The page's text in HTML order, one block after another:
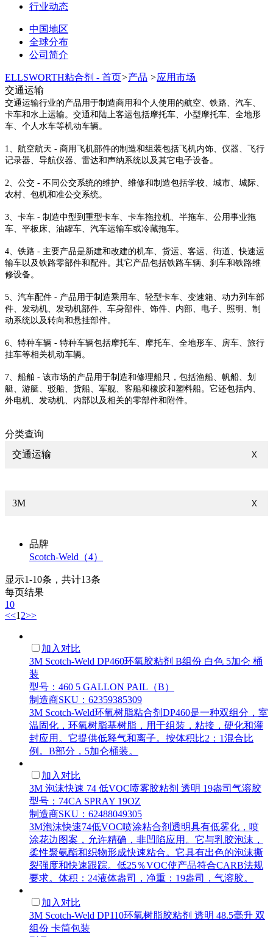
行业动态
中国地区
全球分布
公司简介
ELLSWORTH粘合剂 - 首页>产品 >应用市场
交通运输
交通运输行业的产品用于制造商用和个人使用的航空、铁路、汽车、
卡车和水上运输。交通和陆上客运包括摩托车、小型摩托车、全地形
车、个人水车等机动车辆。
1、航空航天 - 商用飞机部件的制造和组装包括飞机内饰、仪器、飞行
记录器、导航仪器、雷达和声纳系统以及其它电子设备。
2、公交 - 不同公交系统的维护、维修和制造包括学校、城市、城际、
农村、包机和准公交系统。
3、卡车 - 制造中型到重型卡车、卡车拖拉机、半拖车、公用事业拖
车、平板床、油罐车、汽车运输车或冷藏拖车。
4、铁路 - 主要产品是新建和改建的机车、货运、客运、街道、快速运
输车以及铁路零部件和配件。其它产品包括铁路车辆、刹车和铁路维
修设备。
5、汽车配件 - 产品用于制造乘用车、轻型卡车、变速箱、动力列车部
件、发动机、发动机部件、车身部件、饰件、内部、电子、照明、制
动系统以及转向和悬挂部件。
6、特种车辆 - 特种车辆包括摩托车、摩托车、全地形车、房车、旅行
挂车等相关机动车辆。
7、船舶 - 该市场的产品用于制造和修理船只，包括渔船、帆船、划
艇、游艇、驳船、货船、军舰、客船和橡胶和塑料船。它还包括内、
外电机、发动机、内部以及相关的零部件和附件。
分类查询
交通运输
X
3M X
品牌
Scotch-Weld（4）
显示1-10条，共计13条
每页结果
10
<<1 2>>
加入对比
3M Scotch-Weld DP460环氧胶粘剂 B组份 白色 5加仑 桶
装
型号：460 5 GALLON PAIL（B）
制造商SKU：62359385309
3M Scotch-Weld环氧树脂粘合剂DP460是一种双组分，室
温固化，环氧树脂基树脂，用于组装，粘接，硬化和灌
封应用。它提供低释气和离子。按体积比2：1混合比
例。B部分，5加仑桶装。
加入对比
3M 泡沫快速 74 低VOC喷雾胶粘剂 透明 19盎司气溶胶
型号：74CA SPRAY 19OZ
制造商SKU：62488049305
3M泡沫快速74低VOC喷涂粘合剂透明具有低雾化，喷
涂花边图案，允许精确，非凹陷应用。它与乳胶泡沫，
柔性聚氨酯和织物形成快速粘合。它具有出色的泡沫撕
裂强度和快速跟踪。低25％VOC使产品符合CARB法规
要求。体积：24液体盎司，净重：19盎司，气溶胶。
加入对比
3M Scotch-Weld DP110环氧树脂胶粘剂 透明 48.5毫升 双
组份 卡筒包装